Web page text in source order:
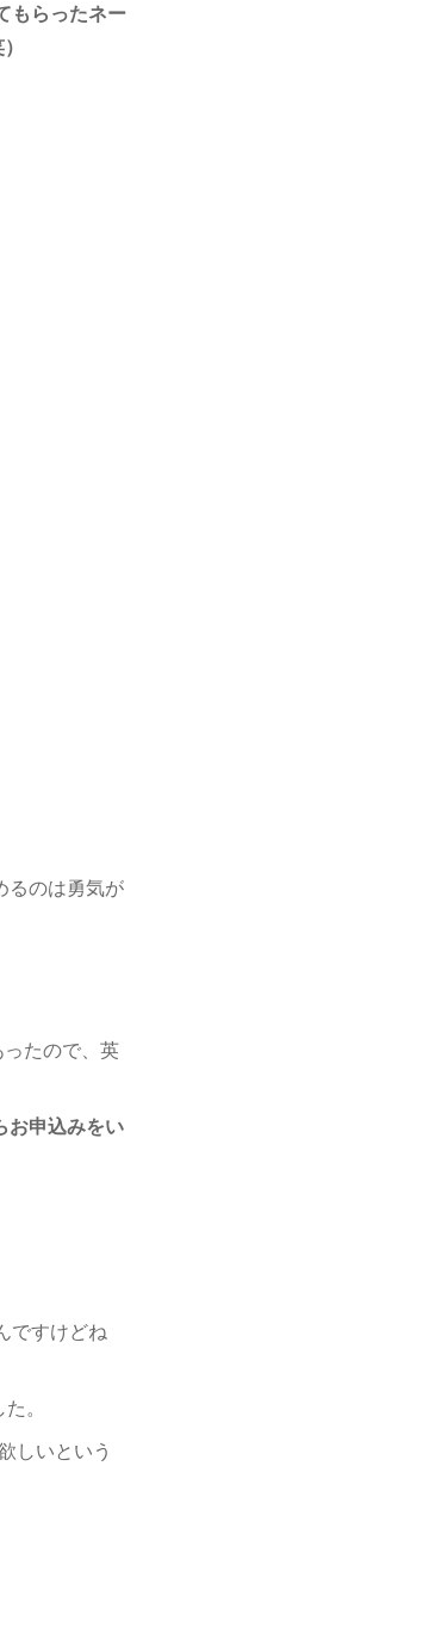
もらったネー
のは勇気が
たので、英
お申込みをい
ですけどね
。
しいという